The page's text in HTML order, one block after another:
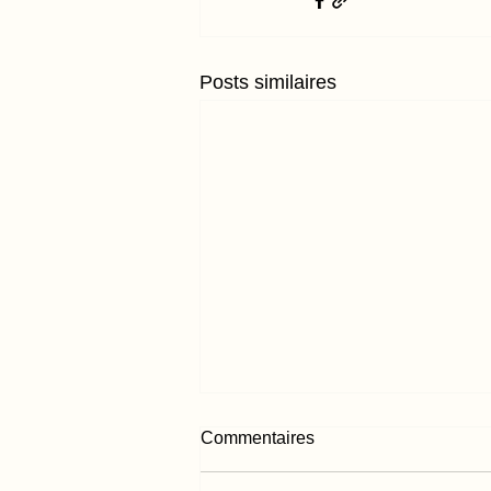
Posts similaires
Commentaires